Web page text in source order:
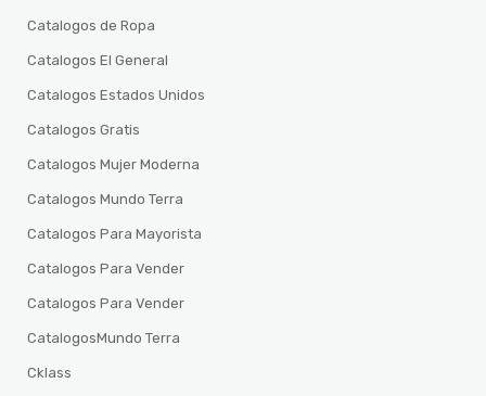
Catalogos de Ropa
Catalogos El General
Catalogos Estados Unidos
Catalogos Gratis
Catalogos Mujer Moderna
Catalogos Mundo Terra
Catalogos Para Mayorista
Catalogos Para Vender
Catalogos Para Vender
CatalogosMundo Terra
Cklass